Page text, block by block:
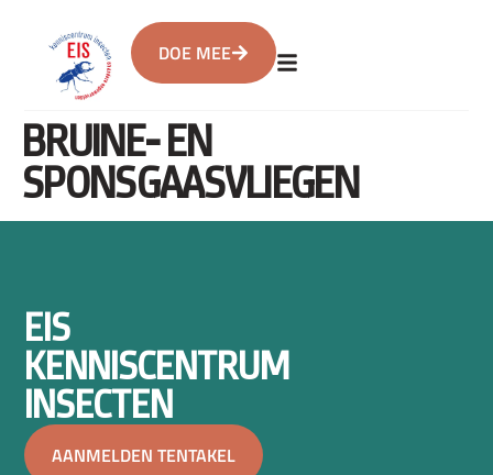
DOE MEE
BRUINE- EN
SPONSGAASVLIEGEN
EIS
KENNISCENTRUM
INSECTEN
AANMELDEN TENTAKEL